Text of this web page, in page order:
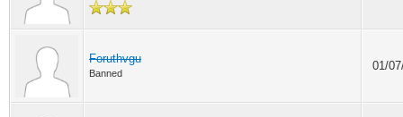
Foruthvgu
Banned
01/